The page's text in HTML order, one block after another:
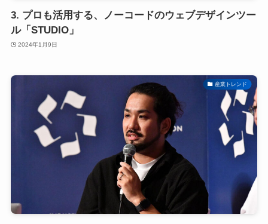
3. プロも活用する、ノーコードのウェブデザインツー
ル「STUDIO」
2024年1月9日
産業トレンド